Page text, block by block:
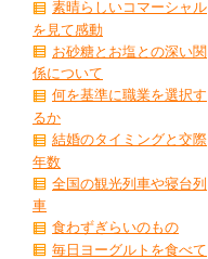
素晴らしいコマーシャル
を見て感動
お砂糖とお塩との深い関
係について
何を基準に職業を選択す
るか
結婚のタイミングと交際
年数
全国の観光列車や寝台列
車
食わずぎらいのもの
毎日ヨーグルトを食べて